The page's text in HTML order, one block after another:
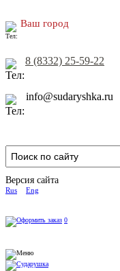
Ваш город
8 (8332) 25-59-22
info@sudaryshka.ru
Версия сайта
Rus Eng
0